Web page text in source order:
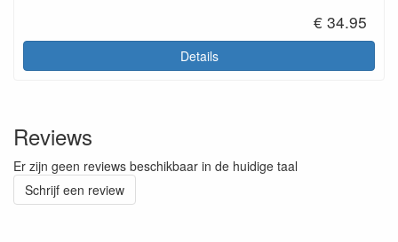
€ 34.95
Details
Reviews
Er zijn geen reviews beschikbaar in de huidige taal
Schrijf een review